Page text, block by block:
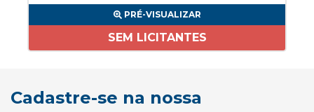
PRÉ-VISUALIZAR
SEM LICITANTES
Cadastre-se na nossa